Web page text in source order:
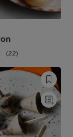
(22)